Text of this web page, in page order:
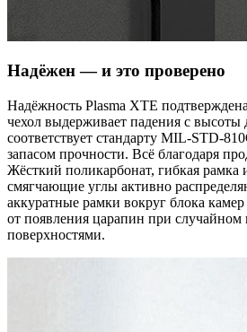
Надёжен — и это проверено
Надёжность Plasma XTE
чехол выдерживает падения с высоты
соответствует стандарту MIL-STD-
запасом прочности. Всё благодаря
Жёсткий поликарбонат, гибкая
смягчающие углы активно
аккуратные рамки вокруг блока
от появления царапин при случайном
поверхностями.